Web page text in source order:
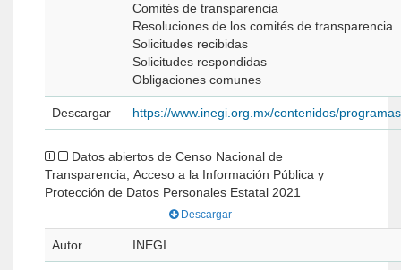
Comités de transparencia
Resoluciones de los comités de transparencia
Solicitudes recibidas
Solicitudes respondidas
Obligaciones comunes
Descargar https://www.inegi.org.mx/contenidos/
Transparencia, Acceso a la Información Pública y
Protección de Datos Personales Estatal 2021
Descargar
Autor INEGI